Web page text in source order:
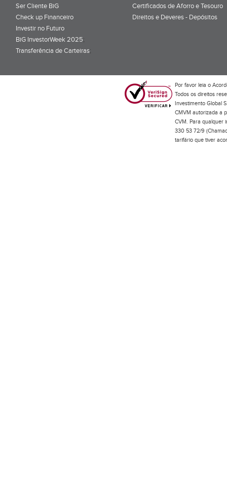
Ser Cliente BiG
Check up Financeiro
Investir no Futuro
BiG InvestorWeek 2025;
Transferência de Carteiras;
Certificados de Aforro e Tesouro
Direitos e Deveres - Depósitos
Por favor leia o
Todos os direitos
Investimento Global
CMVM autorizada a
CVM. Para qualquer
330 53 72/9
tarifário que tiver